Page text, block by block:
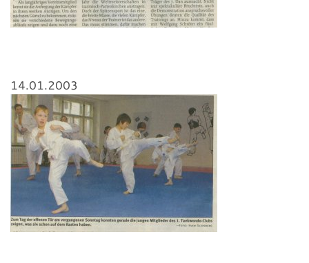
14.01.2003